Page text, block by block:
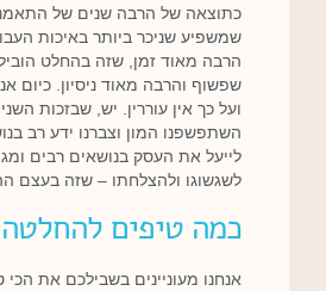
כתוצאה של הרבה שנים של
שמשפיע שניכר ביותר באיכות
הרבה מאוד זמן, שזה בהחלט הוביל
שפשוף והרבה מאוד ניסיון. כיום
ועל כך אין עוררין. יש, שבזכות
השתפשפנו המון וצברנו ידע רב
לייעל את העסק בנושאים רבים
לשגשוגו ולהצלחתו – שזה בעצם
כמה טיפים להחלטה
אנחנו מעוניינים בשבילכם את הכי